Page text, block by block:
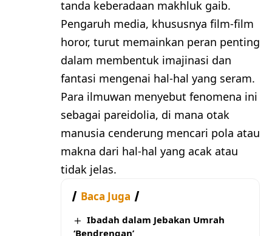
tanda keberadaan makhluk gaib.
Pengaruh media, khususnya film-film
horor, turut memainkan peran penting
dalam membentuk imajinasi dan
fantasi mengenai hal-hal yang seram.
Para ilmuwan menyebut fenomena ini
sebagai pareidolia, di mana otak
manusia cenderung mencari pola atau
makna dari hal-hal yang acak atau
tidak jelas.
Baca Juga
Ibadah dalam Jebakan Umrah
‘Bendrengan’